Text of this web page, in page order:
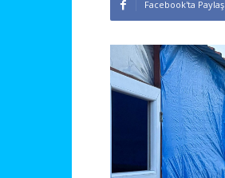
Facebook'ta Paylaş